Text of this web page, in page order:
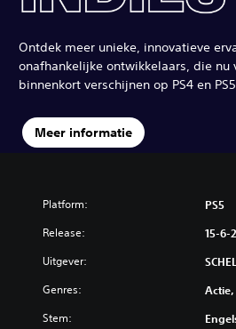
Ontdek meer unieke, innovatieve
onafhankelijke ontwikkelaars, die
binnenkort verschijnen op PS4 en
Meer informatie
Platform: PS5
Release: 15-6-
Uitgever:
Genres:
Stem: